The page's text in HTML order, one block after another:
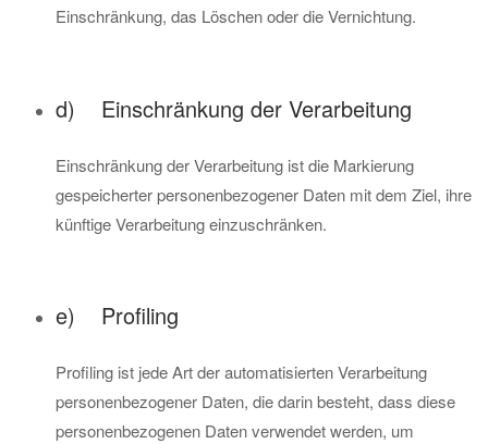
Einschränkung, das Löschen oder die Vernichtung.
d) Einschränkung der Verarbeitung
Einschränkung der Verarbeitung ist die Markierung
gespeicherter personenbezogener Daten mit dem Ziel, ihre
künftige Verarbeitung einzuschränken.
e) Profiling
Profiling ist jede Art der automatisierten Verarbeitung
personenbezogener Daten, die darin besteht, dass diese
personenbezogenen Daten verwendet werden, um